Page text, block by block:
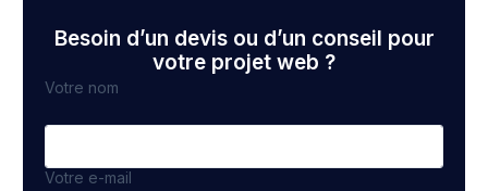
Besoin d’un devis ou d’un conseil pour
votre projet web ?
Votre nom
Votre e-mail